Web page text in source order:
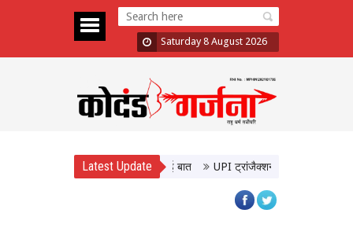
Saturday 8 August 2026
Latest Update
उत्तर प्रदेश के विकास पर हुई बात UPI ट्रांजैक्शन पर चार्ज की चिंता खत्म,